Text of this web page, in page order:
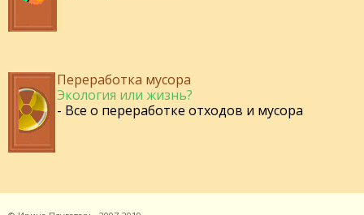
Переработка мусора
Экология или жизнь?
- Все о переработке отходов и мусора